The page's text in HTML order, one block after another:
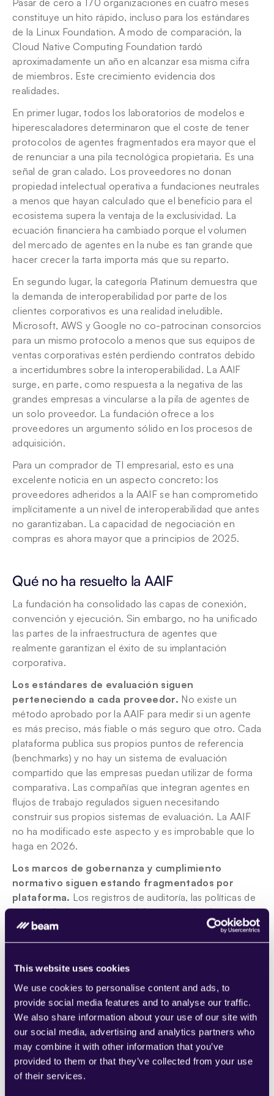
This website uses cookies
We use cookies to personalise content and ads, to
provide social media features and to analyse our traffic.
We also share information about your use of our site with
our social media, advertising and analytics partners who
may combine it with other information that you’ve
provided to them or that they’ve collected from your use
of their services.
Pasar de cero a 170 organizaciones en cuatro meses
constituye un hito rápido, incluso para los estándares
de la Linux Foundation. A modo de comparación, la
Cloud Native Computing Foundation tardó
aproximadamente un año en alcanzar esa misma cifra
de miembros. Este crecimiento evidencia dos
realidades.
En primer lugar, todos los laboratorios de modelos e
hiperescaladores determinaron que el coste de tener
protocolos de agentes fragmentados era mayor que el
de renunciar a una pila tecnológica propietaria. Es una
señal de gran calado. Los proveedores no donan
propiedad intelectual operativa a fundaciones neutrales
a menos que hayan calculado que el beneficio para el
ecosistema supera la ventaja de la exclusividad. La
ecuación financiera ha cambiado porque el volumen
del mercado de agentes en la nube es tan grande que
hacer crecer la tarta importa más que su reparto.
En segundo lugar, la categoría Platinum demuestra que
la demanda de interoperabilidad por parte de los
clientes corporativos es una realidad ineludible.
Microsoft, AWS y Google no co-patrocinan consorcios
para un mismo protocolo a menos que sus equipos de
ventas corporativas estén perdiendo contratos debido
a incertidumbres sobre la interoperabilidad. La AAIF
surge, en parte, como respuesta a la negativa de las
grandes empresas a vincularse a la pila de agentes de
un solo proveedor. La fundación ofrece a los
proveedores un argumento sólido en los procesos de
adquisición.
Para un comprador de TI empresarial, esto es una
excelente noticia en un aspecto concreto: los
proveedores adheridos a la AAIF se han comprometido
implícitamente a un nivel de interoperabilidad que antes
no garantizaban. La capacidad de negociación en
compras es ahora mayor que a principios de 2025.
Qué no ha resuelto la AAIF
La fundación ha consolidado las capas de conexión,
convención y ejecución. Sin embargo, no ha unificado
las partes de la infraestructura de agentes que
realmente garantizan el éxito de su implantación
corporativa.
Los estándares de evaluación siguen
perteneciendo a cada proveedor. No existe un
método aprobado por la AAIF para medir si un agente
es más preciso, más fiable o más seguro que otro. Cada
plataforma publica sus propios puntos de referencia
(benchmarks) y no hay un sistema de evaluación
compartido que las empresas puedan utilizar de forma
comparativa. Las compañías que integran agentes en
flujos de trabajo regulados siguen necesitando
construir sus propios sistemas de evaluación. La AAIF
no ha modificado este aspecto y es improbable que lo
haga en 2026.
Los marcos de gobernanza y cumplimiento
normativo siguen estando fragmentados por
plataforma. Los registros de auditoría, las políticas de
seguridad, el control manual (human-in-the-loop) y la
gestión del riesgo quedan fuera del alcance de la AAIF.
Cada proveedor los gestiona de manera distinta. Una
seguirá teniendo que reconfigurar toda su integración
de gobernanza. De poco sirve disponer de una capa de
conexión estandarizada si el formato de registro de
auditoría no lo está.
Las habilidades específicas para cada sector
siguen requiriendo desarrollos a medida. Un agente
para procesar partes de seguros, otro para gestionar
cuentas pendientes o uno enfocado a la planificación